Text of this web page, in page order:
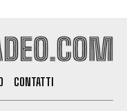
CONTATTI